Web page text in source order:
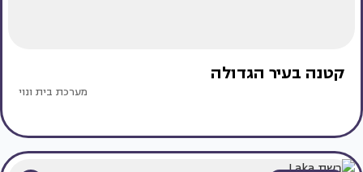
קטנה בעיר הגדולה
מערכת בית ונוי